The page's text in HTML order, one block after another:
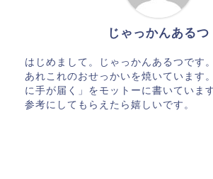
じゃっかんあるつ
はじめまして。じゃっかんあるつです
あれこれのおせっかいを焼いています
に手が届く」をモットーに書いていま
参考にしてもらえたら嬉しいです。